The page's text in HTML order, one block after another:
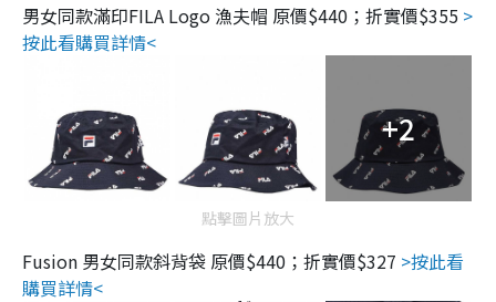
男女同款滿印FILA Logo 漁夫帽 原價$440；折實價$355 >
按此看購買詳情<
+2
點擊圖片放大
Fusion 男女同款斜背袋 原價$440；折實價$327 >按此看
購買詳情<